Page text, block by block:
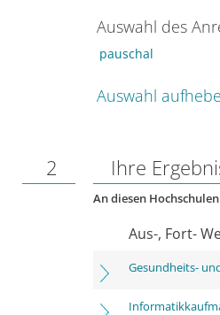
Auswahl des
pauschal
Auswahl
2 Ihre
An diesen
Aus-, Fort-
Gesundheits-